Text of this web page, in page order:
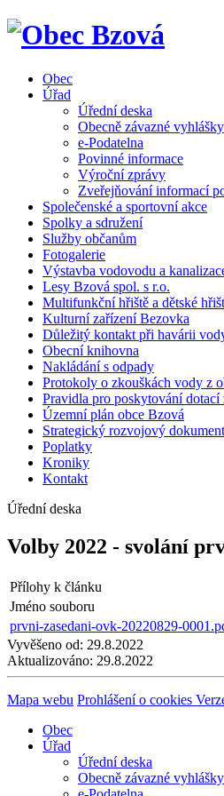
Obec
Úřad
Úřední deska
Obecně závazné vyhlášky
e-Podatelna
Povinné informace
Výroční zprávy
Zveřejňování informací
Společenské a sportovní akce
Spolky a sdružení
Služby občanům
Fotogalerie
Výstavba vodovodu a
Lesy Bzová spol. s r.o.
Multifunkční hřiště a dětské
Kulturní zařízení Bezovka
Důležitý kontakt při havárii
Obecní knihovna
Nakládání s odpady
Protokoly o zkouškách vody z
Pravidla pro poskytování dotací
Územní plán obce Bzová
Strategický rozvojový dokument
Poplatky
Kroniky
Kontakt
Úřední deska
Volby 2022 - svolání
Přílohy k článku
Jméno souboru
prvni-zasedani-ovk-20220829-
Vyvěšeno od: 29.8.2022
Aktualizováno: 29.8.2022
Mapa webu Prohlášení o cookies
Obec
Úřad
Úřední deska
Obecně závazné vyhlášky